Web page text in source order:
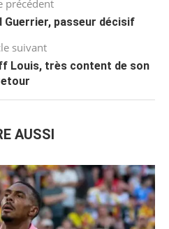
précédent
Guerrier, passeur décisif
suivant
Louis, très content de son
AUSSI